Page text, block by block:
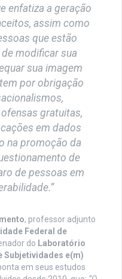
enfatiza a geração
assim como
que estão
modificar sua
sua imagem
por obrigação
gratuitas,
em dados
na promoção da
de
de pessoas em
, professor adjunto
Federal de
do Laboratório
Subjetividades e(m)
em seus estudos